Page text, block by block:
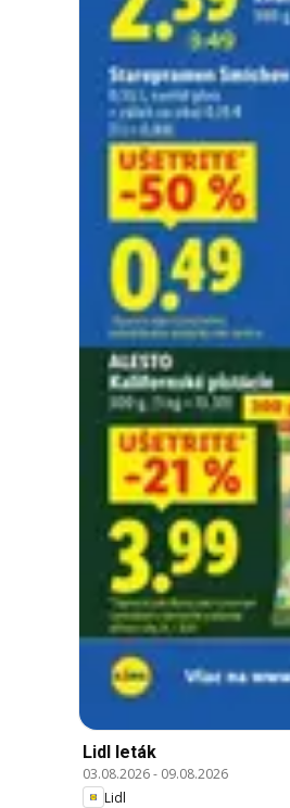
Lidl leták
03.08.2026- 09.08.2026
Lidl